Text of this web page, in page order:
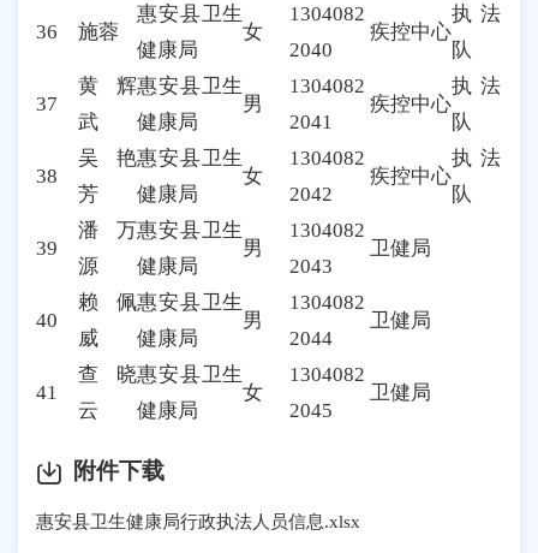
36 施蓉
惠安县卫生
健康局
女
1304082
2040
疾控中心
执法
队
37
黄辉
武
惠安县卫生
健康局
男
1304082
2041
疾控中心
执法
队
38
吴艳
芳
惠安县卫生
健康局
女
1304082
2042
疾控中心
执法
队
39
潘万
源
惠安县卫生
健康局
男
1304082
2043
卫健局
40
赖佩
威
惠安县卫生
健康局
男
1304082
2044
卫健局
41
查晓
云
惠安县卫生
健康局
女
1304082
2045
卫健局
附件下载
惠安县卫生健康局行政执法人员信息.xlsx